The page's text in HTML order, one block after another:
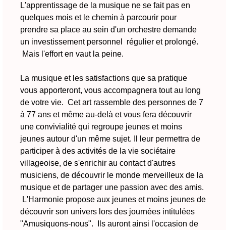
L'apprentissage de la musique ne se fait pas en
quelques mois et le chemin à parcourir pour
prendre sa place au sein d'un orchestre demande
un investissement personnel régulier et prolongé.
Mais l'effort en vaut la peine.
La musique et les satisfactions que sa pratique
vous apporteront, vous accompagnera tout au long
de votre vie. Cet art rassemble des personnes de 7
à 77 ans et même au-delà et vous fera découvrir
une convivialité qui regroupe jeunes et moins
jeunes autour d'un même sujet. Il leur permettra de
participer à des activités de la vie sociétaire
villageoise, de s'enrichir au contact d'autres
musiciens, de découvrir le monde merveilleux de la
musique et de partager une passion avec des amis.
L'Harmonie propose aux jeunes et moins jeunes de
découvrir son univers lors des journées intitulées
"Amusiquons-nous". Ils auront ainsi l'occasion de